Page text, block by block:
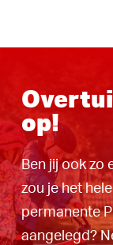
op!
Ben jij ook zo
zou je het
permanente
aangelegd?